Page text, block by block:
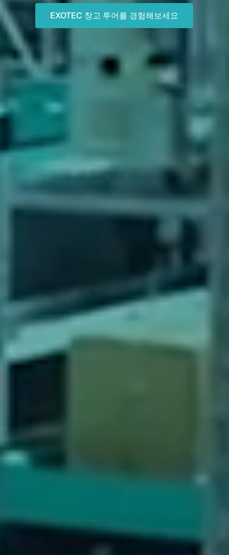
EXOTEC 창고 투어를 경험해보세요